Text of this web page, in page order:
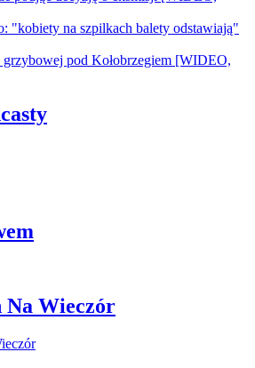
"kobiety na szpilkach balety odstawiają"
pod Kołobrzegiem [WIDEO,
Na Wieczór